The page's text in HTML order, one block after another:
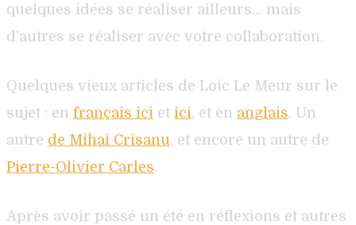
quelques idées se réaliser ailleurs… mais
d’autres se réaliser avec votre collaboration.
Quelques vieux articles de Loic Le Meur sur le
sujet : en français ici et ici, et en anglais. Un
autre de Mihai Crisanu, et encore un autre de
Pierre-Olivier Carles.
Après avoir passé un été en réflexions et autres